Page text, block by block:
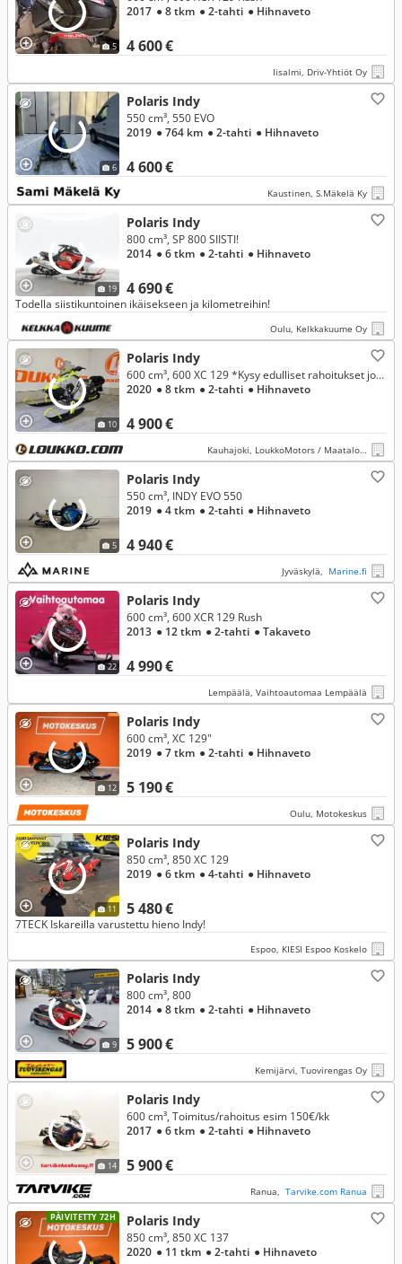
5 4 600 €
2017 ● 8 tkm ● 2-tahti ● Hihnaveto
Iisalmi, Driv-Yhtiöt Oy
6
Polaris Indy
4 600 €
550 cm³, 550 EVO
2019 ● 764 km ● 2-tahti ● Hihnaveto
Kaustinen, S.Mäkelä Ky
19
Polaris Indy
4 690 €
800 cm³, SP 800 SIISTI!
2014 ● 6 tkm ● 2-tahti ● Hihnaveto
Todella siistikuntoinen ikäisekseen ja kilometreihin!
Oulu, Kelkkakuume Oy
10
Polaris Indy
4 900 €
600 cm³, 600 XC 129 *Kysy edulliset rahoitukset jopa 0% korolla!
2020 ● 8 tkm ● 2-tahti ● Hihnaveto
Kauhajoki, LoukkoMotors / Maatalous Kauhajoki
5
Polaris Indy
4 940 €
550 cm³, INDY EVO 550
2019 ● 4 tkm ● 2-tahti ● Hihnaveto
Jyväskylä, Marine.fi
22
Polaris Indy
4 990 €
600 cm³, 600 XCR 129 Rush
2013 ● 12 tkm ● 2-tahti ● Takaveto
Lempäälä, Vaihtoautomaa Lempäälä
12
Polaris Indy
5 190 €
600 cm³, XC 129"
2019 ● 7 tkm ● 2-tahti ● Hihnaveto
Oulu, Motokeskus
11
Polaris Indy
5 480 €
850 cm³, 850 XC 129
2019 ● 6 tkm ● 4-tahti ● Hihnaveto
7TECK Iskareilla varustettu hieno Indy!
Espoo, KIESI Espoo Koskelo
9
Polaris Indy
5 900 €
800 cm³, 800
2014 ● 8 tkm ● 2-tahti ● Hihnaveto
Kemijärvi, Tuovirengas Oy
14
Polaris Indy
5 900 €
600 cm³, Toimitus/rahoitus esim 150€/kk
2017 ● 6 tkm ● 2-tahti ● Hihnaveto
Ranua, Tarvike.com Ranua
PÄIVITETTY 72H Polaris Indy
850 cm³, 850 XC 137
2020 ● 11 tkm ● 2-tahti ● Hihnaveto